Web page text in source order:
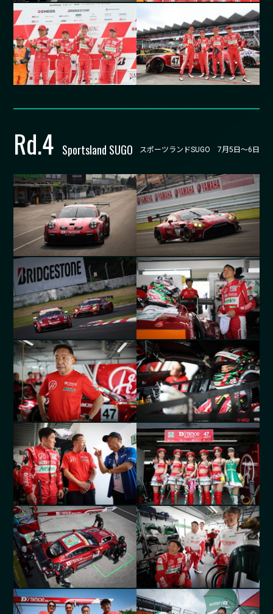
Rd.4 Sportsland SUGO スポーツランドSUGO 7月5日～6日